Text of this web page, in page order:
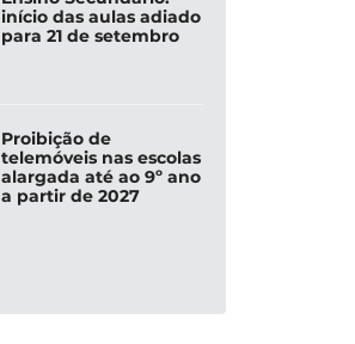
início das aulas adiado
para 21 de setembro
Proibição de
telemóveis nas escolas
alargada até ao 9º ano
a partir de 2027